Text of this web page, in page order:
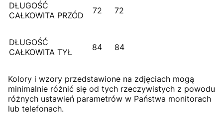
DŁUGOŚĆ
CAŁKOWITA PRZÓD
72 72
DŁUGOŚĆ
CAŁKOWITA TYŁ
84 84
Kolory i wzory przedstawione na zdjęciach mogą
minimalnie różnić się od tych rzeczywistych z powodu
różnych ustawień parametrów w Państwa monitorach
lub telefonach.